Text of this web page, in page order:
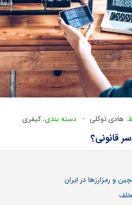
هادی توکلی دسته بندی: کیفری
قانونی؟
و رمزارزها در ایران